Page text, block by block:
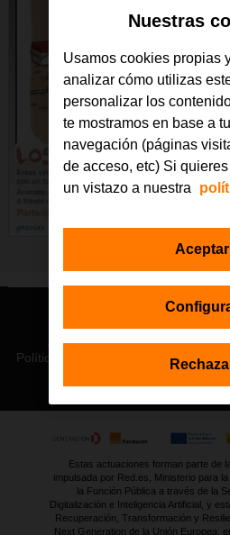
© Orange
Accesibilidad
Lectura
Política de privacidad
Política de
Estas actuaciones forman parte de
impulsada por Red.es, Ministerio para
la Función Pública a través de la
Digitalización e Inteligencia Artificial, y
Recuperación, Transformación y
Next Generation de la Unión Europea,
Nuestras
Usamos cookies propias
analizar cómo utilizas
personalizar los
te mostramos en base a
navegación (páginas
de acceso, etc) Si
un vistazo a nuestra
Aceptar